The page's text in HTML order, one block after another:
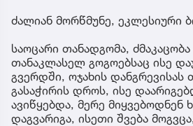
ძალიან მორწმუნე, ეკლესიური
საოცარი თანადგომა,
თანაკლასელ გოგოებსაც ისე
გვერდში, ოჯახის დანგრევისას
გასაჭირის დროს, ისე
ავიწყებდა, მერე მიყვებოდნენ
დაგვარიგა, ისეთი შვება